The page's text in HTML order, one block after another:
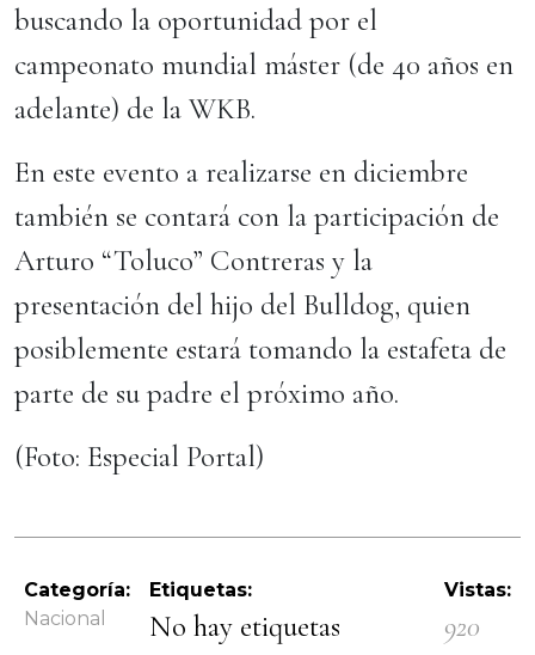
buscando la oportunidad por el
campeonato mundial máster (de 40 años en
adelante) de la WKB.
En este evento a realizarse en diciembre
también se contará con la participación de
Arturo “Toluco” Contreras y la
presentación del hijo del Bulldog, quien
posiblemente estará tomando la estafeta de
parte de su padre el próximo año.
(Foto: Especial Portal)
Categoría:
Nacional
Etiquetas:
No hay etiquetas
Vistas:
920